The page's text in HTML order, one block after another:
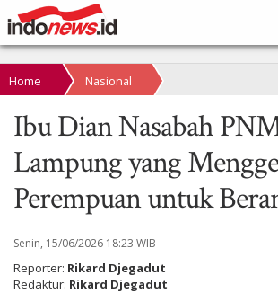
Home Nasional
Ibu Dian Nasabah
Lampung yang
Perempuan untuk
Senin, 15/06/2026 18:23 WIB
Reporter: Rikard Djegadut
Redaktur: Rikard Djegadut